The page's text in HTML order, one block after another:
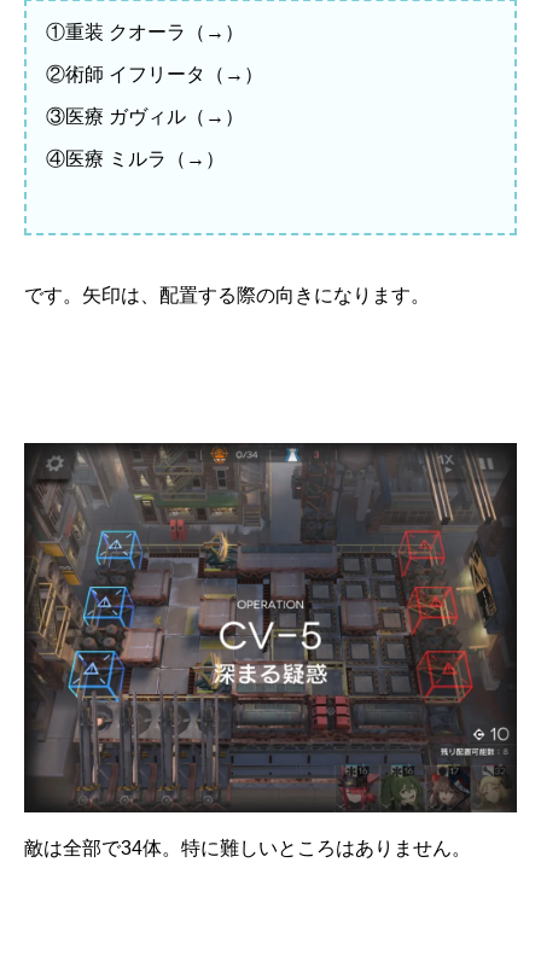
①重装 クオーラ（→）
②術師 イフリータ（→）
③医療 ガヴィル（→）
④医療 ミルラ（→）
です。矢印は、配置する際の向きになります。
敵は全部で34体。特に難しいところはありません。